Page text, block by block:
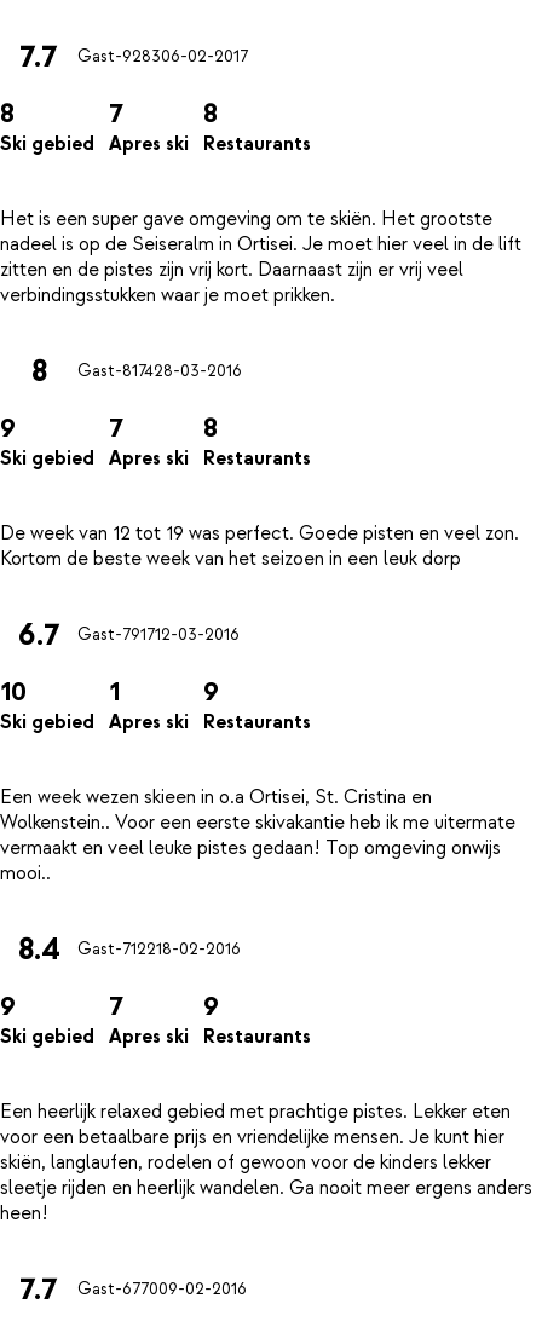
7.7 Gast-928306-02-2017
8
Ski gebied
7
Apres ski
8
Restaurants
Het is een super gave omgeving om te skiën. Het grootste
nadeel is op de Seiseralm in Ortisei. Je moet hier veel in de lift
zitten en de pistes zijn vrij kort. Daarnaast zijn er vrij veel
8 Gast-817428-03-2016
9
Ski gebied
7
Apres ski
8
Restaurants
De week van 12 tot 19 was perfect. Goede pisten en veel zon.
6.7 Gast-791712-03-2016
10
Ski gebied
1
Apres ski
9
Restaurants
Een week wezen skieen in o.a Ortisei, St. Cristina en
Wolkenstein.. Voor een eerste skivakantie heb ik me uitermate
vermaakt en veel leuke pistes gedaan! Top omgeving onwijs
8.4 Gast-712218-02-2016
9
Ski gebied
7
Apres ski
9
Restaurants
Een heerlijk relaxed gebied met prachtige pistes. Lekker eten
voor een betaalbare prijs en vriendelijke mensen. Je kunt hier
skiën, langlaufen, rodelen of gewoon voor de kinders lekker
sleetje rijden en heerlijk wandelen. Ga nooit meer ergens anders
7.7 Gast-677009-02-2016